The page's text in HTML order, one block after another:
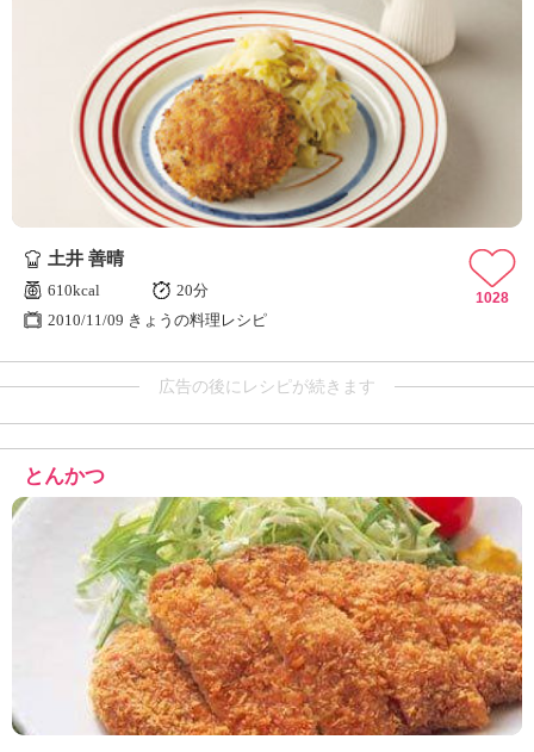
土井 善晴
610kcal
20分
2010/11/09 きょうの料理レシピ
1028
広告の後にレシピが続きます
とんかつ